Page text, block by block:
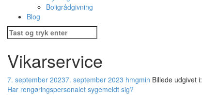
Boligrådgivning
Blog
Søg
efter:
Vikarservice
7. september 20237. september 2023 hmgmin Billede udgivet i:
Har rengøringspersonalet sygemeldt sig?